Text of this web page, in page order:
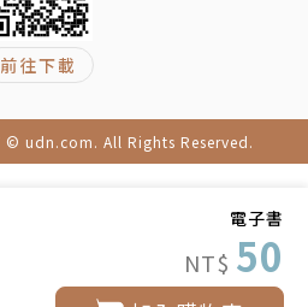
電子書
NT$ 50
前往下載
© udn.com. All Rights Reserved.